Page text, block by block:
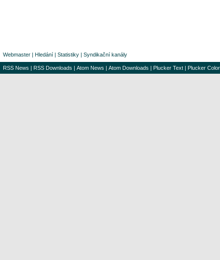
Webmaster | Hledání | Statistiky | Syndikační kanály
RSS News | RSS Downloads | Atom News | Atom Downloads | Plucker Text | Plucker Color